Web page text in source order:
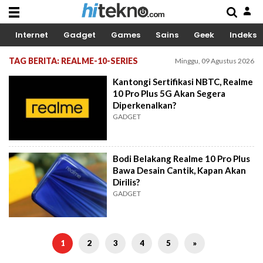
Internet Gadget Games Sains Geek Indeks
TAG BERITA: REALME-10-SERIES Minggu, 09 Agustus 2026
Kantongi Sertifikasi NBTC, Realme
10 Pro Plus 5G Akan Segera
Diperkenalkan?
GADGET
Bodi Belakang Realme 10 Pro Plus
Bawa Desain Cantik, Kapan Akan
Dirilis?
GADGET
1 2 3 4 5 »